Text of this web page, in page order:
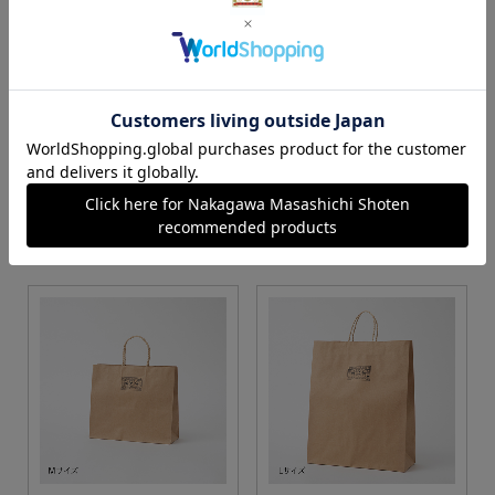
S・M・Lサイズより当店に
お任せ
カートに入れる カートに入れる